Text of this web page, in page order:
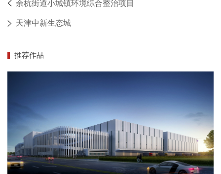
余杭街道小城镇环境综合整治项目
天津中新生态城
推荐作品